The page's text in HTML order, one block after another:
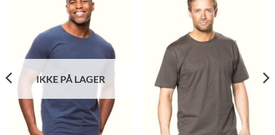
IKKE PÅ LAGER